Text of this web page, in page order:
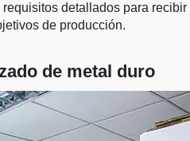
detallados para
de producción.
de metal duro